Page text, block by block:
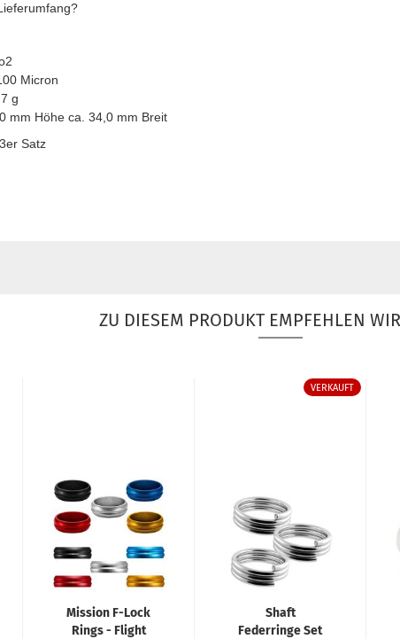
Micron
g
mm Höhe ca. 34,0 mm Breit
Satz
ZU DIESEM PRODUKT EMPFEHLEN
Mission F-Lock
Rings - Flight
VERKAUFT
Shaft
Federringe Set